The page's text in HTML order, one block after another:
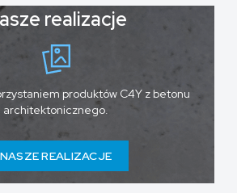
realizacje
produktów C4Y z betonu
architektonicznego.
NASZE REALIZACJE